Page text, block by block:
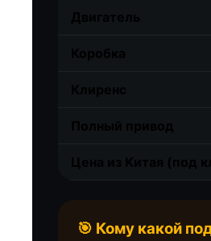
🎯 Кому какой